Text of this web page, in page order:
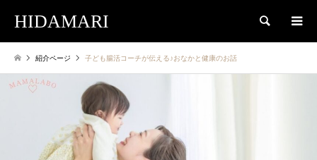
HIDAMARI 検索
紹介ページ 子ども腸活コーチが伝える♪おなかと健康のお話